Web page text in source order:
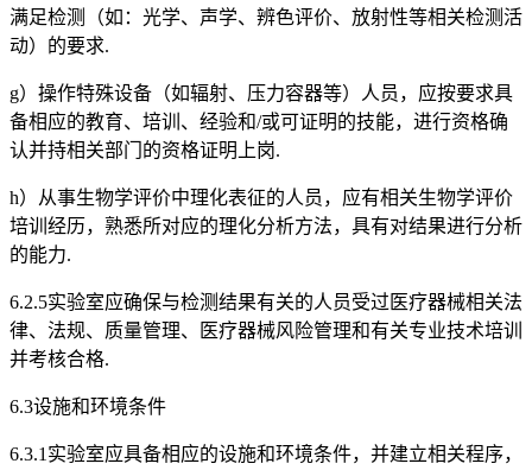
满足检测（如：光学、声学、辨色评价、放射性等相关检测活
动）的要求.
g）操作特殊设备（如辐射、压力容器等）人员，应按要求具
备相应的教育、培训、经验和/或可证明的技能，进行资格确
认并持相关部门的资格证明上岗.
h）从事生物学评价中理化表征的人员，应有相关生物学评价
培训经历，熟悉所对应的理化分析方法，具有对结果进行分析
的能力.
6.2.5实验室应确保与检测结果有关的人员受过医疗器械相关法
律、法规、质量管理、医疗器械风险管理和有关专业技术培训
并考核合格.
6.3设施和环境条件
6.3.1实验室应具备相应的设施和环境条件，并建立相关程序，